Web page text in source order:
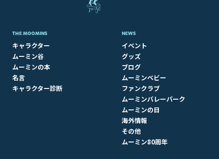
THE MOOMINS
キャラクター
ムーミン谷
ムーミンの本
名言
キャラクター診断
NEWS
イベント
グッズ
ブログ
ムーミンベビー
ファンクラブ
ムーミンバレーパーク
ムーミンの日
海外情報
その他
ムーミン80周年